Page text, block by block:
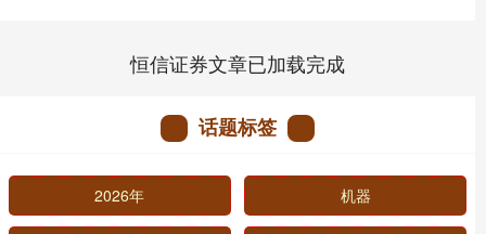
恒信证券文章已加载完成
话题标签
2026年 机器